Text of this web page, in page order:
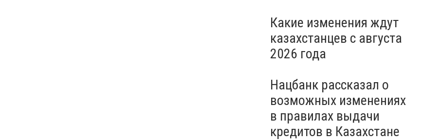
Какие изменения ждут
казахстанцев с августа
2026 года
Нацбанк рассказал о
возможных изменениях
в правилах выдачи
кредитов в Казахстане